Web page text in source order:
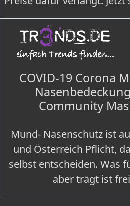
COVID-19 Corona
Community
Mund- Nasenschutz ist
und Österreich Pflicht,
selbst entscheiden. Was
aber trägt ist